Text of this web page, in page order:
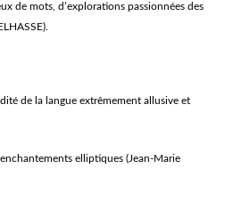
de mots, d’explorations passionnées des
de la langue extrêmement allusive et
elliptiques (Jean-Marie